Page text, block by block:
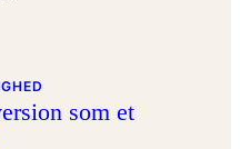
som et